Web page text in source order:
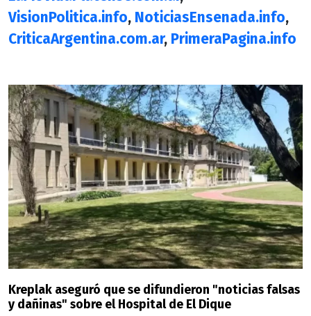
VisionPolitica.info, NoticiasEnsenada.info,
CriticaArgentina.com.ar, PrimeraPagina.info
Kreplak aseguró que se difundieron "noticias falsas
y dañinas" sobre el Hospital de El Dique